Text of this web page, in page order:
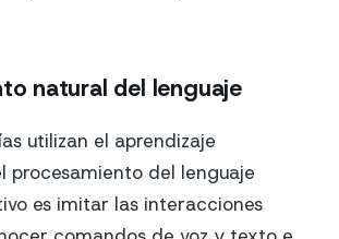
natural del lenguaje
utilizan el aprendizaje
procesamiento del lenguaje
es imitar las interacciones